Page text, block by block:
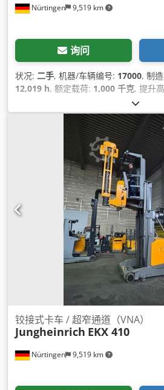
Nürtingen 9,519 km
询问
状况: 二手, 机器/车辆编号: 17000, 制
12,019 h, 额定载荷: 1,000 千克, 提升
, 桅杆类型:
高度:2,600 毫米, 电池电压:48 V, 叉
Nürtingen 9,519 km
铰接式卡车 / 超窄通道（VNA）
Jungheinrich EKX 410